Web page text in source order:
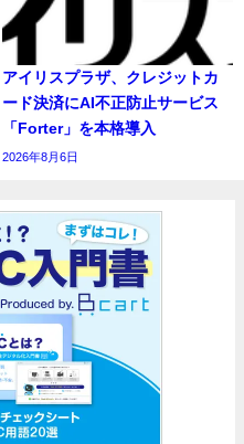
アイリスプラザ、クレジットカ
ード決済にAI不正防止サービス
「Forter」を本格導入
2026年8月6日